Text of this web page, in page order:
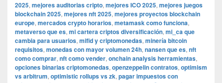
2025, mejores auditorias cripto, mejores ICO 2025, mejores juegos
blockchain 2025, mejores nft 2025, mejores proyectos blockchain
europe, mercados crypto horarios, metamask como funciona,
metaverso que es, mi cartera criptos diversificación, mi_ca que
cambia para usuarios, mifid y criptomonedas, minería bitcoin
requisitos, monedas con mayor volumen 24h, nansen que es, nft
como comprar, nft como vender, onchain analysis herramientas,
opciones binarias criptomonedas, openzeppelin contratos, optimism
vs arbitrum, optimistic rollups vs zk, pagar impuestos con